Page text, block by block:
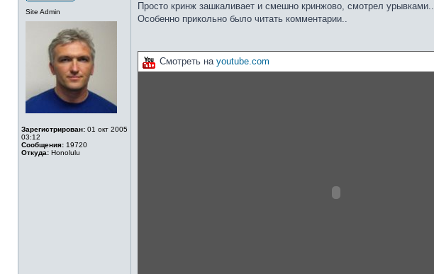
Site Admin
Зарегистрирован: 01 окт 2005
03:12
Сообщения: 19720
Откуда: Honolulu
Просто кринж зашкаливает и смешно кринжово, смотрел урывками..
Особенно прикольно было читать комментарии..
Смотреть на youtube.com